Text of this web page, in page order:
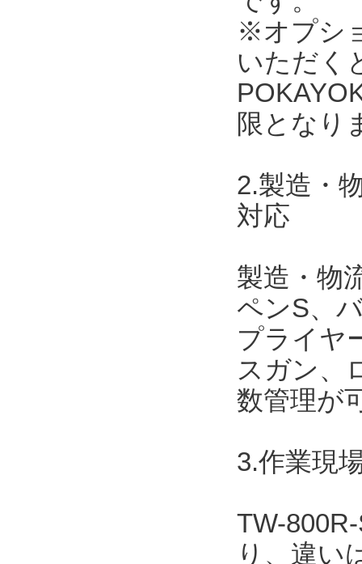
※オプシ
いただく
限となり
2.製造・
対応
製造・物
ペンS、
プライヤ
スガン、
数管理が
3.作業現
TW-
り、違い